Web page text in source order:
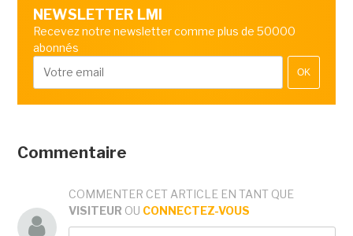
NEWSLETTER LMI
Recevez notre newsletter comme plus de 50000
abonnés
OK
Commentaire
COMMENTER CET ARTICLE EN TANT QUE
VISITEUR OU CONNECTEZ-VOUS